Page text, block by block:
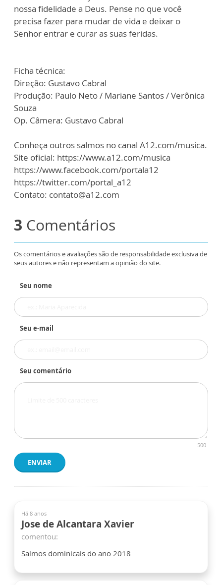
nossa fidelidade a Deus. Pense no que você
precisa fazer para mudar de vida e deixar o
Senhor entrar e curar as suas feridas.
Ficha técnica:
Direção: Gustavo Cabral
Produção: Paulo Neto / Mariane Santos / Verônica
Souza
Op. Câmera: Gustavo Cabral
Conheça outros salmos no canal A12.com/musica.
Site oficial: https://www.a12.com/musica
https://www.facebook.com/portala12
https://twitter.com/portal_a12
Contato: contato@a12.com
3 Comentários
Os comentários e avaliações são de responsabilidade exclusiva de
seus autores e não representam a opinião do site.
Seu nome
Seu e-mail
Seu comentário
500
ENVIAR
Há 8 anos
Jose de Alcantara Xavier
comentou:
Salmos dominicais do ano 2018